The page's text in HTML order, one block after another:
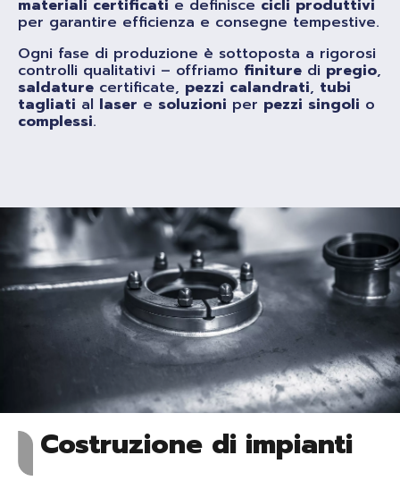
materiali certificati e definisce cicli produttivi
per garantire efficienza e consegne tempestive.
Ogni fase di produzione è sottoposta a rigorosi
controlli qualitativi – offriamo finiture di pregio,
saldature certificate, pezzi calandrati, tubi
tagliati al laser e soluzioni per pezzi singoli o
complessi.
Costruzione di impianti